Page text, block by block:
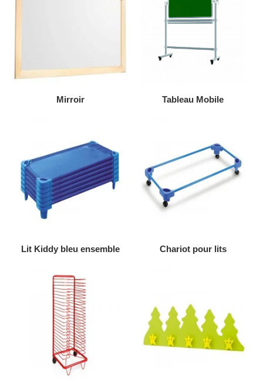
AJOUTER AU DEVIS
Mirroir AJOUTER AU DEVIS
Tableau Mobile
AJOUTER AU DEVIS
Lit Kiddy bleu ensemble AJOUTER AU DEVIS
Chariot pour lits